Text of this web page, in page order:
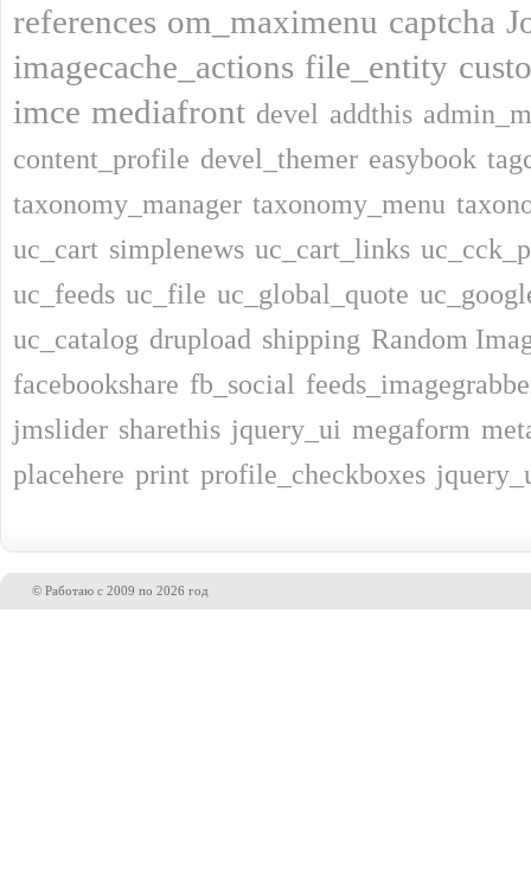
references om_maximenu captcha
imagecache_actions file_entity
imce mediafront devel addthis
content_profile devel_themer easybook
taxonomy_manager taxonomy_menu
uc_cart simplenews uc_cart_links
uc_feeds uc_file uc_global_quote
uc_catalog drupload shipping Random
facebookshare fb_social
jmslider sharethis jquery_ui megaform
placehere print profile_checkboxes
© Работаю с 2009 по 2026 год